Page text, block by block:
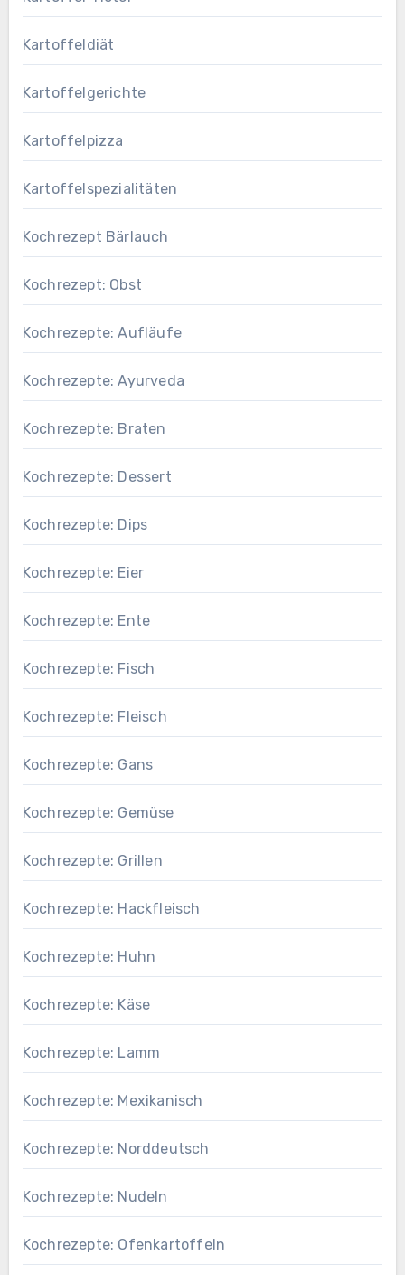
Kartoffeldiät
Kartoffelgerichte
Kartoffelpizza
Kartoffelspezialitäten
Kochrezept Bärlauch
Kochrezept: Obst
Kochrezepte: Aufläufe
Kochrezepte: Ayurveda
Kochrezepte: Braten
Kochrezepte: Dessert
Kochrezepte: Dips
Kochrezepte: Eier
Kochrezepte: Ente
Kochrezepte: Fisch
Kochrezepte: Fleisch
Kochrezepte: Gans
Kochrezepte: Gemüse
Kochrezepte: Grillen
Kochrezepte: Hackfleisch
Kochrezepte: Huhn
Kochrezepte: Käse
Kochrezepte: Lamm
Kochrezepte: Mexikanisch
Kochrezepte: Norddeutsch
Kochrezepte: Nudeln
Kochrezepte: Ofenkartoffeln